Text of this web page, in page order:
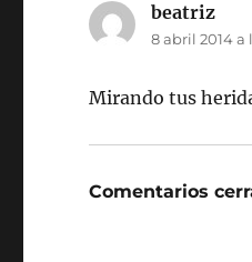
beatriz
8 abril 2014 a
Mirando tus
Comentarios